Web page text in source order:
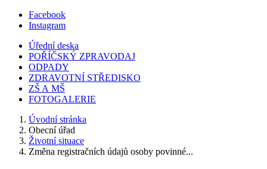
Facebook
Instagram
Úřední deska
POŘÍČSKÝ ZPRAVODAJ
ODPADY
ZDRAVOTNÍ STŘEDISKO
ZŠ A MŠ
FOTOGALERIE
Úvodní stránka
Obecní úřad
Životní situace
Změna registračních údajů osoby povinné...